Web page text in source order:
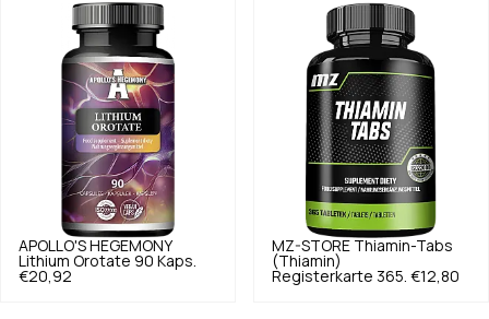
APOLLO'S HEGEMONY
Lithium Orotate 90 Kaps.
€20,92
MZ-STORE Thiamin-Tabs
(Thiamin)
Registerkarte 365. €12,80